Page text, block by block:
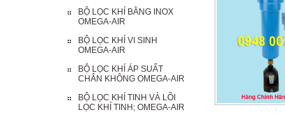
BỘ LỌC KHÍ BẰNG INOX
OMEGA-AIR
BỘ LỌC KHÍ VI SINH
OMEGA-AIR
BỘ LỌC KHÍ ÁP SUẤT
CHÂN KHÔNG OMEGA-AIR
BỘ LỌC KHÍ TINH VÀ LÕI
LỌC KHÍ TINH; OMEGA-AIR